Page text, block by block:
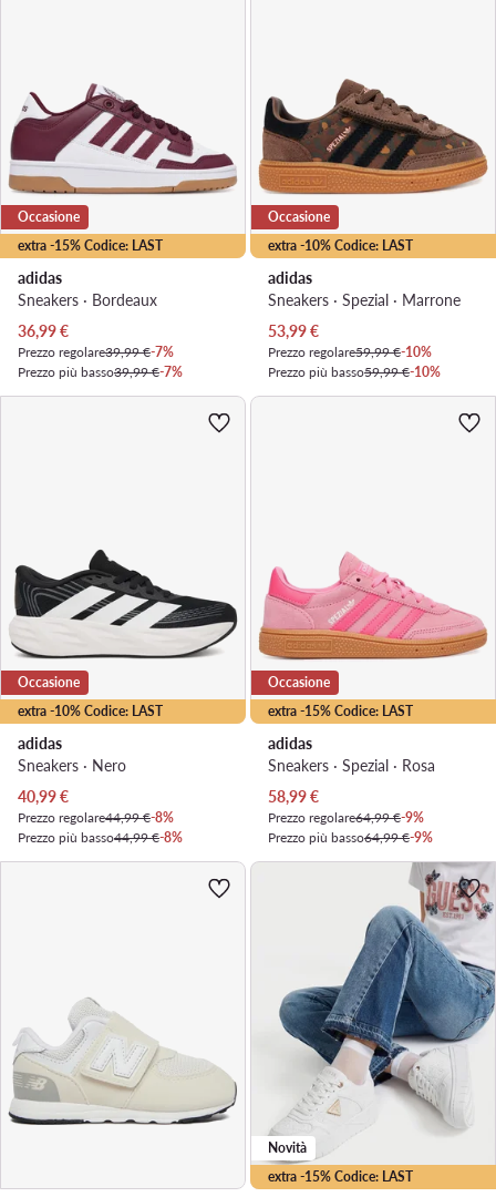
extra -15% Codice: LAST
Occasione
adidas
Sneakers · Bordeaux
Prezzo attuale
36,99€
Prezzo regolare39,99 €-7%
Prezzo più basso39,99 €-7%
extra -10% Codice: LAST
Occasione
adidas
Sneakers · Spezial · Marrone
Prezzo attuale
53,99€
Prezzo regolare59,99 €-10%
Prezzo più basso59,99 €-10%
extra -10% Codice: LAST
Occasione
adidas
Sneakers · Nero
Prezzo attuale
40,99€
Prezzo regolare44,99 €-8%
Prezzo più basso44,99 €-8%
extra -15% Codice: LAST
Occasione
adidas
Sneakers · Spezial · Rosa
Prezzo attuale
58,99€
Prezzo regolare64,99 €-9%
Prezzo più basso64,99 €-9%
extra -15% Codice: LAST
Novità